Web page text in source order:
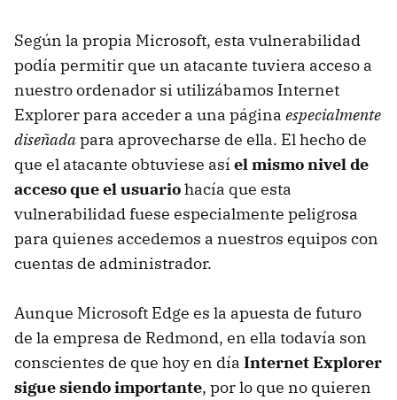
Según la propia Microsoft, esta vulnerabilidad
podía permitir que un atacante tuviera acceso a
nuestro ordenador si utilizábamos Internet
Explorer para acceder a una página especialmente
diseñadapara aprovecharse de ella. El hecho de
que el atacante obtuviese así el mismo nivel de
acceso que el usuariohacía que esta
vulnerabilidad fuese especialmente peligrosa
para quienes accedemos a nuestros equipos con
cuentas de administrador.
Aunque Microsoft Edge es la apuesta de futuro
de la empresa de Redmond, en ella todavía son
conscientes de que hoy en día Internet Explorer
sigue siendo importante, por lo que no quieren